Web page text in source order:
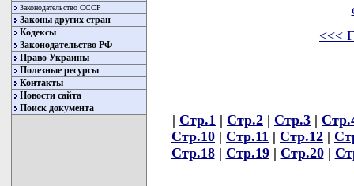
Законодательство СССР
Законы других стран
Кодексы
Законодательство РФ
Право Украины
Полезные ресурсы
Контакты
Новости сайта
Поиск документа
<<<
| Стр.1 | Стр.2 | Стр.3 |
Стр.10 | Стр.11 | Стр.12 |
Стр.18| Стр.19| Стр.20|